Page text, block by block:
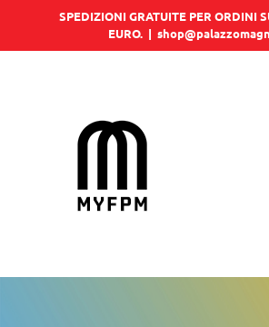
SPEDIZIONI GRATUITE PER ORDINI
EURO. |